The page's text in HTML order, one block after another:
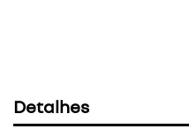
Detalhes